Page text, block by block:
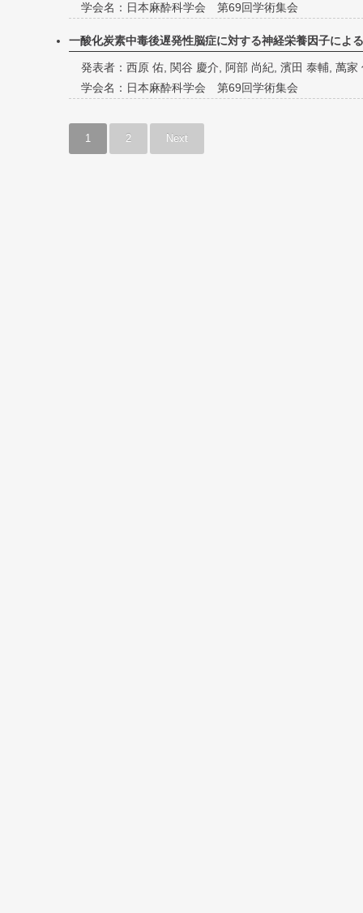
学会名：日本麻酔科学会 第69回学術集会
一酸化炭素中毒後遅発性脳症に対する神経栄養因子によ
発表者：西原 佑, 関谷 慶介, 阿部 尚紀, 濱田 泰輔, 萬家
学会名：日本麻酔科学会 第69回学術集会
1 2 Next